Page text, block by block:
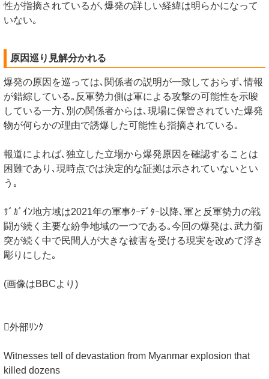
性が指摘されているが､爆発の詳しい経緯は明らかになって
いない｡
原因巡り見解分かれる
爆発の原因を巡っては､関係者の説明が一致しておらず､情報
が錯綜している｡反軍勢力側は軍による攻撃の可能性を示唆
している一方､別の関係者からは､現場に保管されていた爆発
物が何らかの理由で誘爆した可能性も指摘されている｡
報道によれば､独立した立場から爆発原因を確認することは
困難であり､現時点では決定的な証拠は示されていないとい
う｡
ｻﾞｶﾞｲﾝ地方域は2021年の軍事ｸｰﾃﾞﾀｰ以降､軍と反軍勢力の戦
闘が続く主要な紛争地域の一つである｡今回の爆発は､武力衝
突が続く中で民間人が大きな被害を受ける現実を改めて浮き
彫りにした｡
(画像はBBCより)
外部ﾘﾝｸ
Witnesses tell of devastation from Myanmar explosion that
killed dozens